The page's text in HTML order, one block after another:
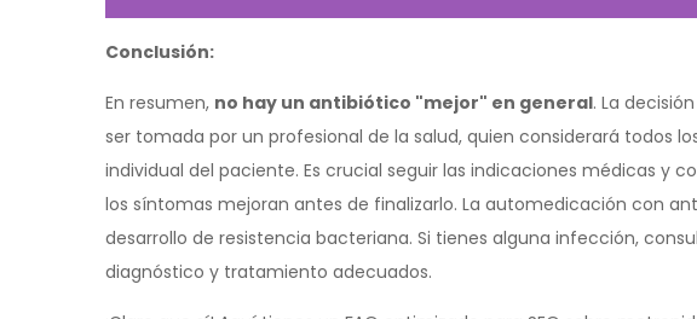
Conclusión:
En resumen, no hay un antibiótico "mejor" en general. La
ser tomada por un profesional de la salud, quien considerará todos
individual del paciente. Es crucial seguir las indicaciones médicas y
los síntomas mejoran antes de finalizarlo. La automedicación con
desarrollo de resistencia bacteriana. Si tienes alguna infección,
diagnóstico y tratamiento adecuados.